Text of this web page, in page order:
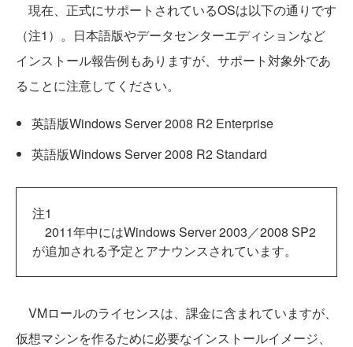
現在、正式にサポートされているOSは以下の通りです
（注1）。日本語版やデータセンターエディションなど
インストール報告例もありますが、サポート対象外であ
ることに注意してください。
英語版Windows Server 2008 R2 Enterprise
英語版Windows Server 2008 R2 Standard
注1
2011年中にはWindows Server 2003／2008 SP2
が追加される予定とアナウンスされています。
VMロールのライセンスは、課金に含まれていますが、
仮想マシンを作るために必要なインストールイメージ、